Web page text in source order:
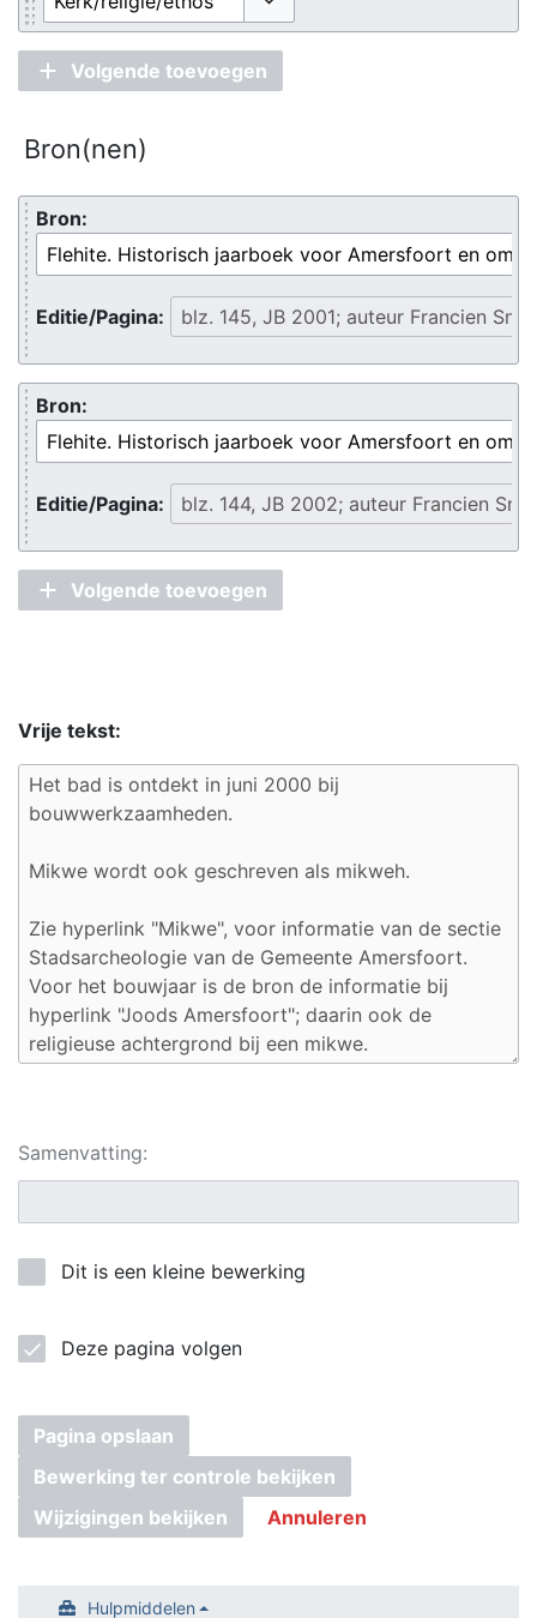
Opties omschakelen
Volgende toevoegen
Bron(nen)
Bron:
Editie/Pagina:
Bron:
Editie/Pagina:
Volgende toevoegen
Vrije tekst:
Samenvatting:
Dit is een kleine bewerking
Deze pagina volgen
Pagina opslaan
Bewerking ter controle bekijken
Wijzigingen bekijken
Annuleren
Hulpmiddelen